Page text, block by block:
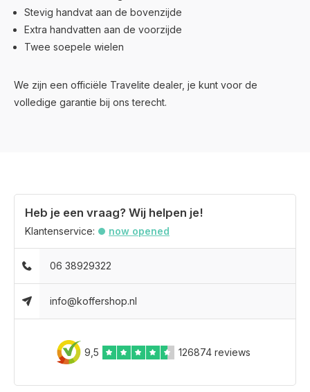
Stevig handvat aan de bovenzijde
Extra handvatten aan de voorzijde
Twee soepele wielen
We zijn een officiële Travelite dealer, je kunt voor de
volledige garantie bij ons terecht.
Heb je een vraag? Wij helpen je!
Klantenservice: now opened
06 38929322
info@koffershop.nl
9,5 126874 reviews